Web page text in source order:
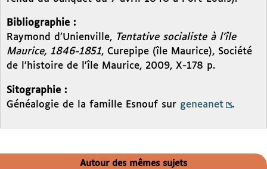
Bibliographie :
Raymond d’Unienville, Tentative socialiste à l’île
Maurice, 1846-1851, Curepipe (île Maurice), Société
de l’histoire de l’île Maurice, 2009, X-178 p.
Sitographie :
Généalogie de la famille Esnouf sur geneanet .
Autour des mêmes sujets